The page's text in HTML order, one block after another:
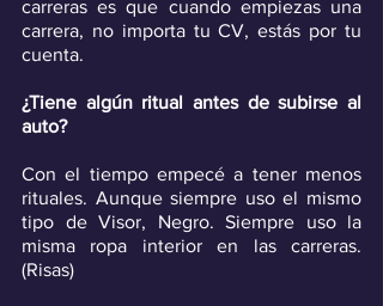
carreras es que cuando empiezas una
carrera, no importa tu CV, estás por tu
cuenta.
¿Tiene algún ritual antes de subirse al
auto?
Con el tiempo empecé a tener menos
rituales. Aunque siempre uso el mismo
tipo de Visor, Negro. Siempre uso la
misma ropa interior en las carreras.
(Risas)